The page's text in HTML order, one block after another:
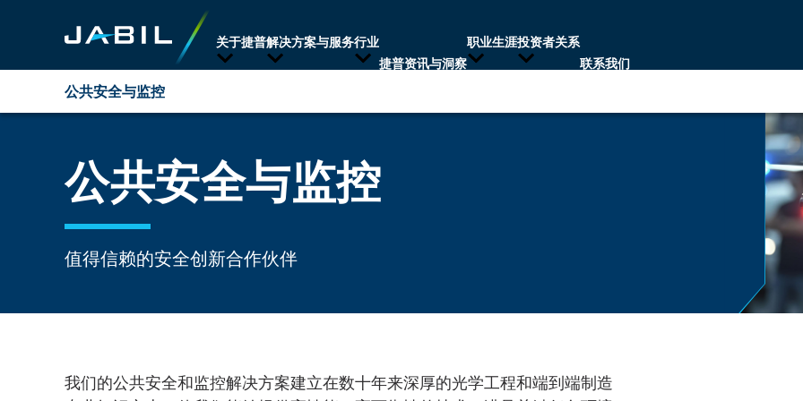
关于捷普解决方案与服务行业
捷普资讯与洞察
职业生涯投资者关系
联系我们
公共安全与监控
公共安全
筛查和身份管理
商用无人机
公共安全与监控
值得信赖的安全创新合作伙伴
我们的公共安全和监控解决方案建立在数十年来深厚的光学工程和端到端制造